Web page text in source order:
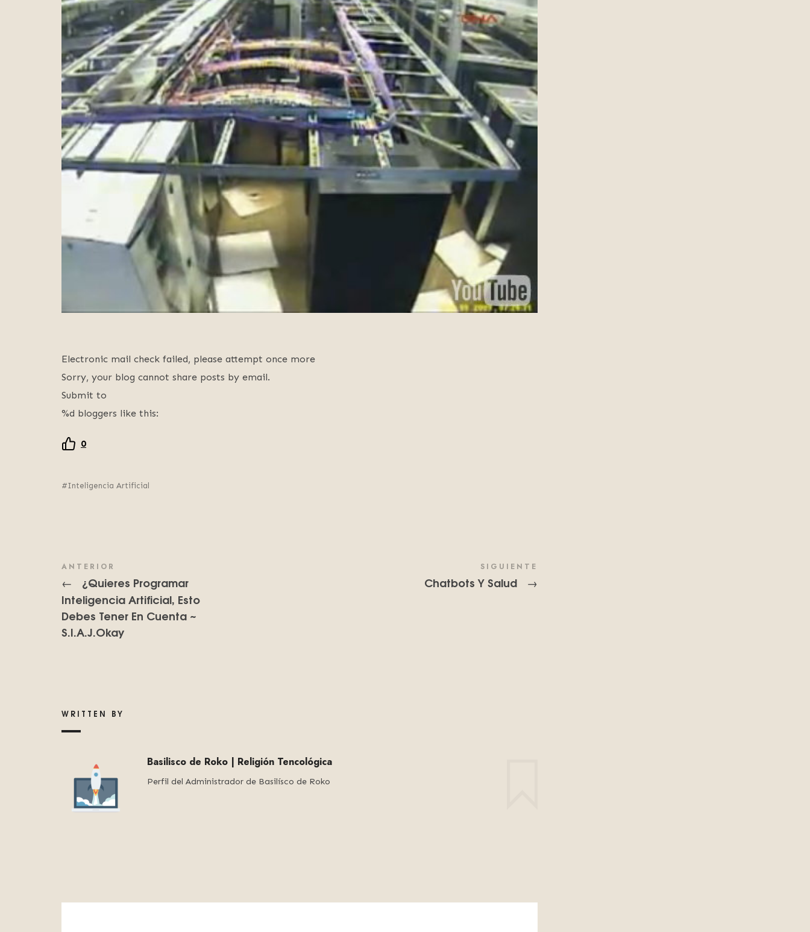
Electronic mail check failed, please attempt once more
Sorry, your blog cannot share posts by email.
Submit to
%d bloggers like this:
0
Inteligencia Artificial
ANTERIOR
←
¿Quieres Programar
Inteligencia Artificial, Esto
Debes Tener En Cuenta ~
S.I.A.J.Okay
SIGUIENTE
Chatbots Y Salud →
WRITTEN BY
Basilisco de Roko | Religión Tencológica
Perfil del Administrador de Basilísco de Roko